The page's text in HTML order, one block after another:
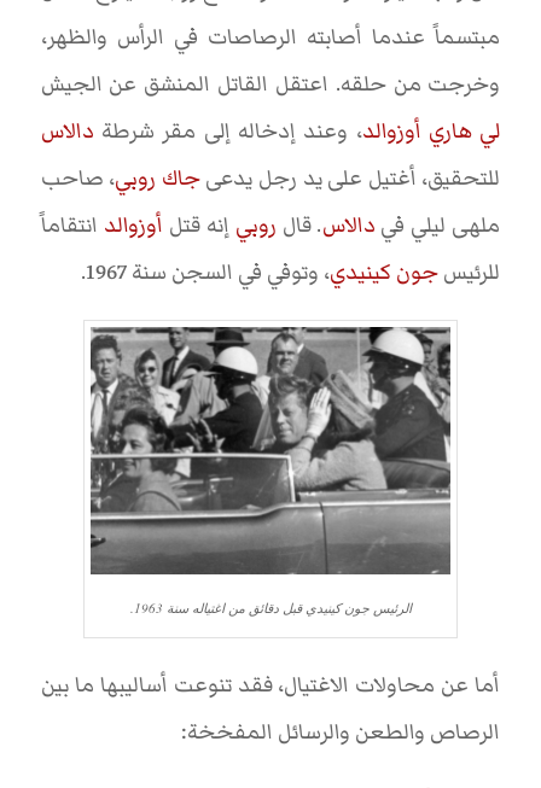
مبتسماً عندما أصابته الرصاصات في الرأس والظهر،
وخرجت من حلقه. اعتقل القاتل المنشق عن الجيش
لي هاري أوزوالد، وعند إدخاله إلى مقر شرطة دالاس
للتحقيق، أغتيل على يد رجل يدعىجاك روبي، صاحب
ملهى ليلي في دالاس. قال روبي إنه قتل أوزوالد انتقاماً
للرئيسجون كينيدي، وتوفي في السجن سنة 1967.
الرئيس جون كينيدي قبل دقائق من اغتياله سنة 1963.
أما عن محاولات الاغتيال، فقد تنوعت أساليبها ما بين
الرصاص والطعن والرسائل المفخخة: